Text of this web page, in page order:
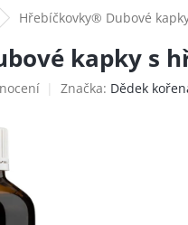
Hřebíčkovky® Dubové
kapky s
Značka: Dědek